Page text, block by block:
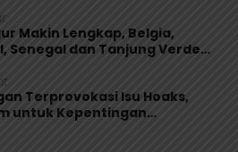
Makin Lengkap, Belgia,
Senegal dan Tanjung Verde
Terprovokasi Isu Hoaks,
untuk Kepentingan